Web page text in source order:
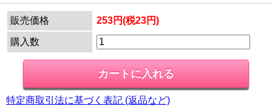
販売価格 253円(税23円)
購入数
特定商取引法に基づく表記 (返品など)